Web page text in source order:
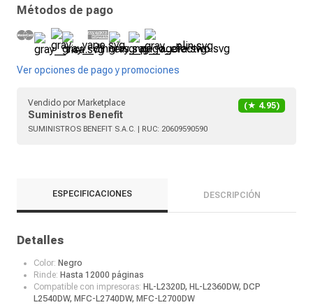
Métodos de pago
Ver opciones de pago y promociones
Vendido por Marketplace
Suministros Benefit
(★ 4.95)
SUMINISTROS BENEFIT S.A.C. | RUC: 20609590590
ESPECIFICACIONES DESCRIPCIÓN
Detalles
Color: Negro
Rinde: Hasta 12000 páginas
Compatible con impresoras: HL-L2320D, HL-L2360DW, DCP
L2540DW, MFC-L2740DW, MFC-L2700DW